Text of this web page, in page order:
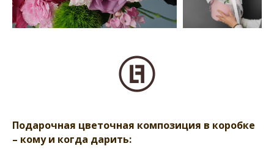
Подарочная цветочная композиция в коробке
– кому и когда дарить: